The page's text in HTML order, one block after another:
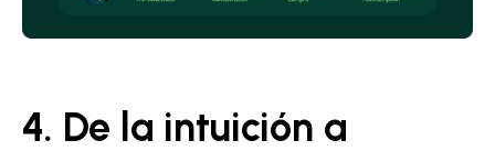
4. De la intuición a